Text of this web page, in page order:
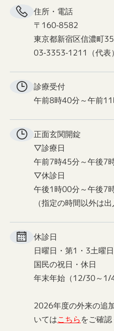
住所・電話
〒160-8582
東京都新宿区信濃町35
03-3353-1211（代表）
診療受付
午前8時40分～午前
正面玄関開錠
▽診療日
午前7時45分～午後7
▽休診日
午後1時00分～午後7
（指定の時間以外は出
休診日
日曜日・第1・3土曜日
国民の祝日・休日
年末年始（12/30～1/4
2026年度の外来の追
いてはこちらをご確認